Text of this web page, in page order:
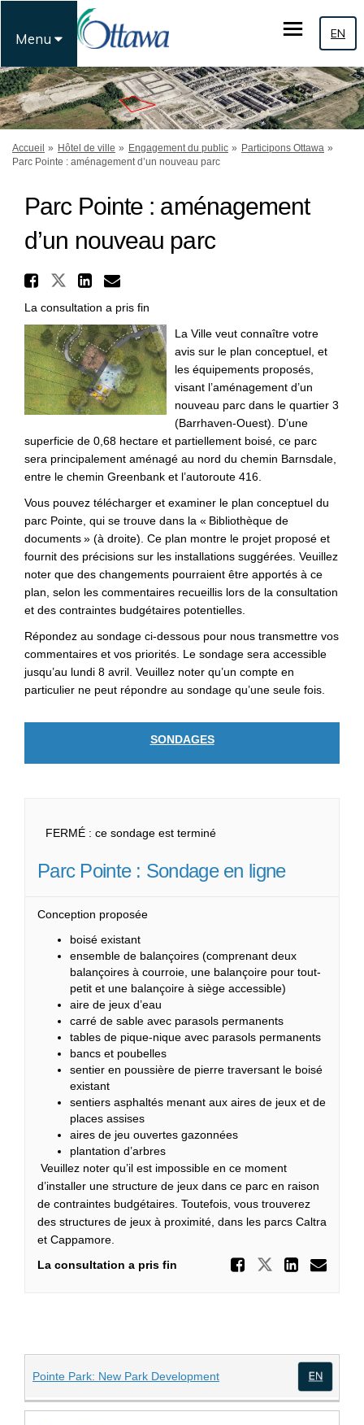
Menu EN
Vous êtes ici:
Accueil Hôtel de ville Engagement du public
Participons Ottawa
Parc Pointe : aménagement d’un nouveau parc
Parc Pointe : aménagement
d’un nouveau parc
Partager Parc Pointe :
Partager Parc Pointe :
Partager Parc Pointe :
Courriel Parc Pointe :
La consultation a pris fin
La Ville veut connaître votre
avis sur le plan conceptuel, et
les équipements proposés,
visant l’aménagement d’un
nouveau parc dans le quartier 3
(Barrhaven-Ouest). D’une
superficie de 0,68 hectare et partiellement boisé, ce parc
sera principalement aménagé au nord du chemin Barnsdale,
entre le chemin Greenbank et l’autoroute 416.
Vous pouvez télécharger et examiner le plan conceptuel du
parc Pointe, qui se trouve dans la « Bibliothèque de
documents » (à droite). Ce plan montre le projet proposé et
fournit des précisions sur les installations suggérées. Veuillez
noter que des changements pourraient être apportés à ce
plan, selon les commentaires recueillis lors de la consultation
et des contraintes budgétaires potentielles.
Répondez au sondage ci-dessous pour nous transmettre vos
commentaires et vos priorités. Le sondage sera accessible
jusqu’au lundi 8 avril. Veuillez noter qu’un compte en
particulier ne peut répondre au sondage qu’une seule fois.
SONDAGES
FERMÉ : ce sondage est terminé
Parc Pointe : Sondage en ligne
Conception proposée
boisé existant
ensemble de balançoires (comprenant deux
balançoires à courroie, une balançoire pour tout-
petit et une balançoire à siège accessible)
aire de jeux d’eau
carré de sable avec parasols permanents
tables de pique-nique avec parasols permanents
bancs et poubelles
sentier en poussière de pierre traversant le boisé
existant
sentiers asphaltés menant aux aires de jeux et de
places assises
aires de jeu ouvertes gazonnées
plantation d’arbres
Veuillez noter qu’il est impossible en ce moment
d’installer une structure de jeux dans ce parc en raison
de contraintes budgétaires. Toutefois, vous trouverez
des structures de jeux à proximité, dans les parcs Caltra
et Cappamore.
La consultation a pris fin
Partager
Pointe Park: New Park Development(Liens externes)